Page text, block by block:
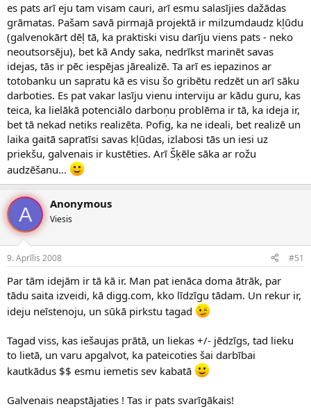
es pats arī eju tam visam cauri, arī esmu salasījies dažādas
grāmatas. Pašam savā pirmajā projektā ir milzumdaudz kļūdu
(galvenokārt dēļ tā, ka praktiski visu darīju viens pats - neko
neoutsorsēju), bet kā Andy saka, nedrīkst marinēt savas
idejas, tās ir pēc iespējas jārealizē. Ta arī es iepazinos ar
totobanku un sapratu kā es visu šo gribētu redzēt un arī sāku
darboties. Es pat vakar lasīju vienu interviju ar kādu guru, kas
teica, ka lielākā potenciālo darboņu problēma ir tā, ka ideja ir,
bet tā nekad netiks realizēta. Pofig, ka ne ideali, bet realizē un
laika gaitā sapratīsi savas kļūdas, izlabosi tās un iesi uz
priekšu, galvenais ir kustēties. Arī Šķēle sāka ar rožu
audzēšanu...
A Anonymous
Viesis
9. Aprīlis 2008 #51
Par tām idejām ir tā kā ir. Man pat ienāca doma ātrāk, par
tādu saita izveidi, kā digg.com, kko līdzīgu tādam. Un rekur ir,
ideju neīstenoju, un sūkā pirkstu tagad
Tagad viss, kas iešaujas prātā, un liekas +/- jēdzīgs, tad lieku
to lietā, un varu apgalvot, ka pateicoties šai darbībai
kautkādus $$ esmu iemetis sev kabatā
Galvenais neapstājaties ! Tas ir pats svarīgākais!